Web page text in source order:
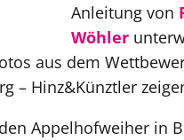
Anleitung von
Wöhler
aus dem
– Hinz&Künztler
Appelhofweiher in